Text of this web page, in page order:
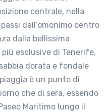
centrale, nella
dall’omonimo centro
dalla bellissima
esclusive di Tenerife,
dorata e fondale
è un punto di
che di sera, essendo
Maritimo lungo il